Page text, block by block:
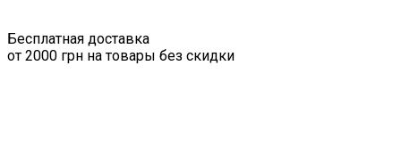
Бесплатная доставка
от 2000 грн на товары без скидки